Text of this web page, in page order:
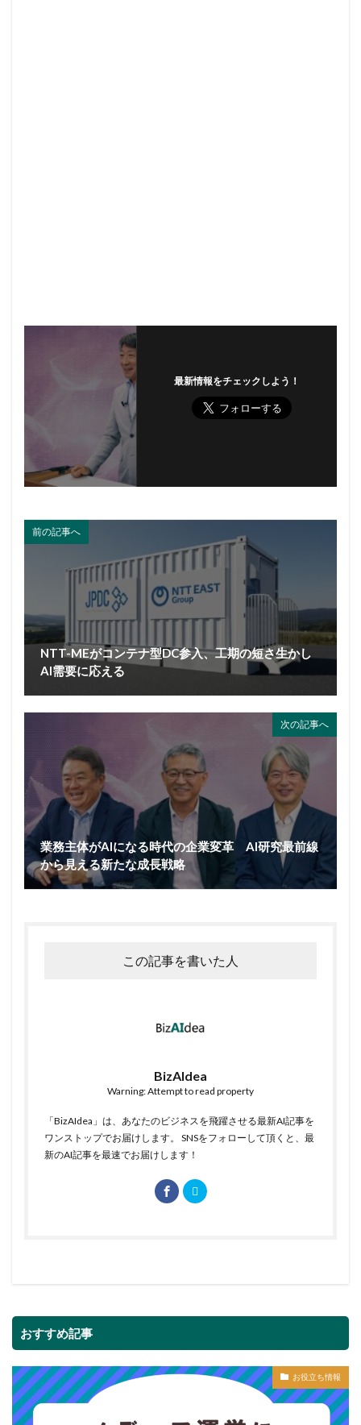
最新情報をチェックしよう！
前の記事へ
NTT-MEがコンテナ型DC参入、工期の短さ生かし
AI需要に応える
次の記事へ
業務主体がAIになる時代の企業変革 AI研究最前線
から見える新たな成長戦略
この記事を書いた人
BizAIdea
Warning: Attempt to read property
「BizAIdea」は、あなたのビジネスを飛躍させる最新AI記事を
ワンストップでお届けします。 SNSをフォローして頂くと、最
新のAI記事を最速でお届けします！
おすすめ記事
お役立ち情報